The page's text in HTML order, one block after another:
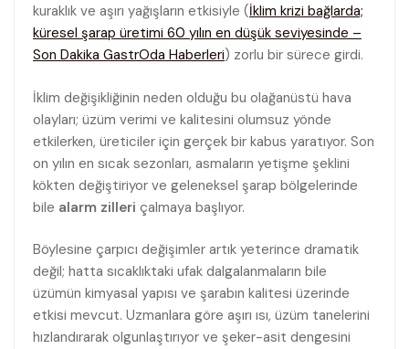
kuraklık ve aşırı yağışların etkisiyle (İklim krizi bağlarda;
küresel şarap üretimi 60 yılın en düşük seviyesinde –
Son Dakika GastrOda Haberleri) zorlu bir sürece girdi.
İklim değişikliğinin neden olduğu bu olağanüstü hava
olayları; üzüm verimi ve kalitesini olumsuz yönde
etkilerken, üreticiler için gerçek bir kabus yaratıyor. Son
on yılın en sıcak sezonları, asmaların yetişme şeklini
kökten değiştiriyor ve geleneksel şarap bölgelerinde
bile alarm zilleri çalmaya başlıyor.
Böylesine çarpıcı değişimler artık yeterince dramatik
değil; hatta sıcaklıktaki ufak dalgalanmaların bile
üzümün kimyasal yapısı ve şarabın kalitesi üzerinde
etkisi mevcut. Uzmanlara göre aşırı ısı, üzüm tanelerini
hızlandırarak olgunlaştırıyor ve şeker-asit dengesini